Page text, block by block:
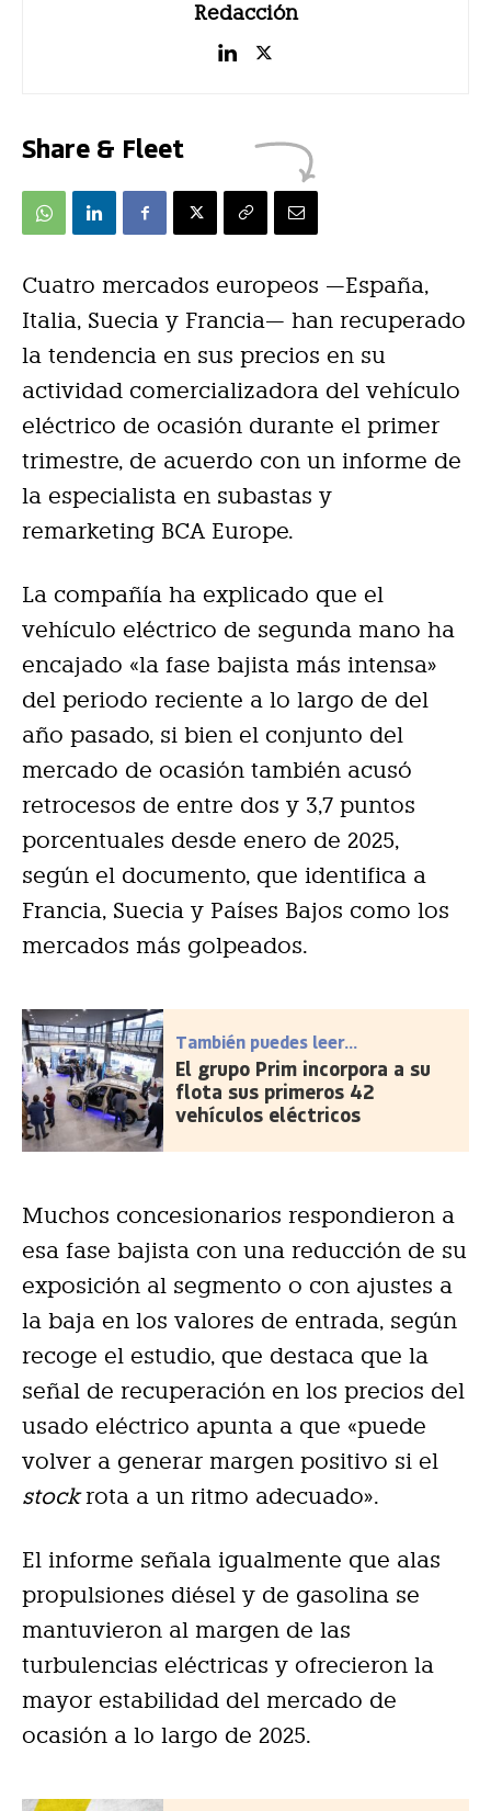
Redacción
Share & Fleet
Cuatro mercados europeos —España,
Italia, Suecia y Francia— han recuperado
la tendencia en sus precios en su
actividad comercializadora del vehículo
eléctrico de ocasión durante el primer
trimestre, de acuerdo con un informe de
la especialista en subastas y
remarketing BCA Europe.
La compañía ha explicado que el
vehículo eléctrico de segunda mano ha
encajado «la fase bajista más intensa»
del periodo reciente a lo largo de del
año pasado, si bien el conjunto del
mercado de ocasión también acusó
retrocesos de entre dos y 3,7 puntos
porcentuales desde enero de 2025,
según el documento, que identifica a
Francia, Suecia y Países Bajos como los
mercados más golpeados.
También puedes leer...
El grupo Prim incorpora a su
flota sus primeros 42
vehículos eléctricos
Muchos concesionarios respondieron a
esa fase bajista con una reducción de su
exposición al segmento o con ajustes a
la baja en los valores de entrada, según
recoge el estudio, que destaca que la
señal de recuperación en los precios del
usado eléctrico apunta a que «puede
volver a generar margen positivo si el
stockrota a un ritmo adecuado».
El informe señala igualmente que alas
propulsiones diésel y de gasolina se
mantuvieron al margen de las
turbulencias eléctricas y ofrecieron la
mayor estabilidad del mercado de
ocasión a lo largo de 2025.